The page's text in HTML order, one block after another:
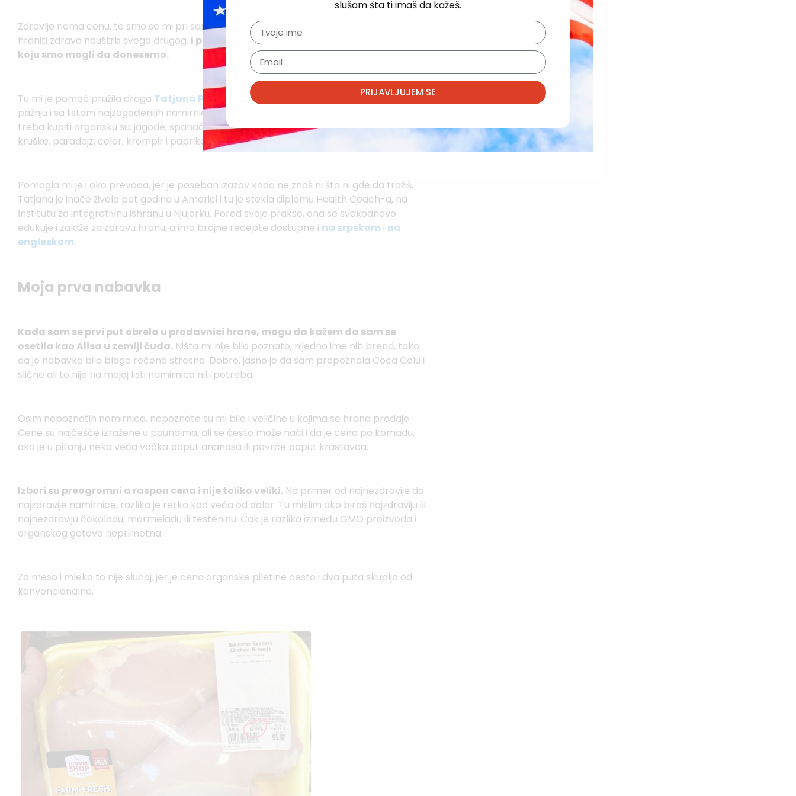
Zdravlje nema cenu, te smo se mi pri samo dolasku opredelili da ćemo se prvenstveno
hraniti zdravo nauštrb svega drugog. I prilično sam ubeđena da je to najbolja odluka
koju smo mogli da donesemo.
Tu mi je pomoć pružila draga Tatjana Popović
sa njenim savetima na šta da obratim
pažnju i sa listom najzagađenijih namirnica, koju mi je poslala. Na listi hrane koju uvek
treba kupiti organsku su: jagode, spanać, nektarine, jabuke, grožđe, breskve, višnje,
kruške, paradajz, celer, krompir i paprike.
Pomogla mi je i oko prevoda, jer je poseban izazov kada ne znaš ni šta ni gde da tražiš.
Tatjana je inače živela pet godina u Americi i tu je stekla diplomu Health Coach-a, na
Institutu za integrativnu ishranu u Njujorku. Pored svoje prakse, ona se svakodnevo
edukuje i zalaže za zdravu hranu, a ima brojne recepte dostupne i na srpskom i na
engleskom.
Moja prva nabavka
Kada sam se prvi put obrela u prodavnici hrane, mogu da kažem da sam se
osetila kao Alisa u zemlji čuda. Ništa mi nije bilo poznato, nijedno ime niti brend, tako
da je nabavka bila blago rečena stresna. Dobro, jasno je da sam prepoznala Coca Colu i
slično ali to nije na mojoj listi namirnica niti potreba.
Osim nepoznatih namirnica, nepoznate su mi bile i veličine u kojima se hrana prodaje.
Cene su najčešće izražene u paundima, ali se često može naći i da je cena po komadu,
ako je u pitanju neka veća voćka poput ananasa ili povrće poput krastavca.
Izbori su preogromni a raspon cena i nije toliko veliki. Na primer od najnezdravije do
najzdravije namirnice, razlika je retko kad veća od dolar. Tu mislim ako biraš najzdraviju ili
najnezdraviju čokoladu, marmeladu ili testeninu. Čak je razlika između GMO proizvoda i
organskog gotovo neprimetna.
Za meso i mleko to nije slučaj, jer je cena organske piletine često i dva puta skuplja od
konvencionalne.
slušam šta ti imaš da kažeš.
PRIJAVLJUJEM SE